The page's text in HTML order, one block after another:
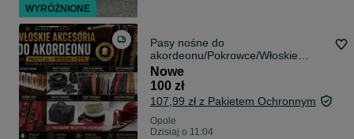
Pasy nośne do
akordeonu/Pokrowce/Włoskie
akcesoria do akordeonu.
Nowe
100 zł
107,99 zł z Pakietem Ochronnym
Opole
Dzisiaj o 11:04
WYRÓŻNIONE